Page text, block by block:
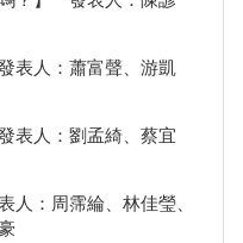
表人：蕭富聲、游凱
表人：劉孟綺、蔡宜
人：周霈綸、林佳瑩、